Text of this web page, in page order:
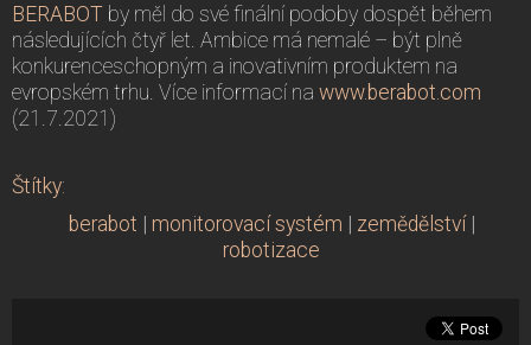
BERABOT by měl do své finální podoby dospět během
následujících čtyř let. Ambice má nemalé – být plně
konkurenceschopným a inovativním produktem na
evropském trhu. Více informací na www.berabot.com
(21.7.2021)
Štítky:
berabot | monitorovací systém | zemědělství |
robotizace